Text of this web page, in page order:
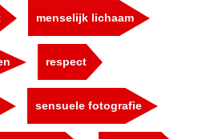
menselijk lichaam
respect
sensuele fotografie